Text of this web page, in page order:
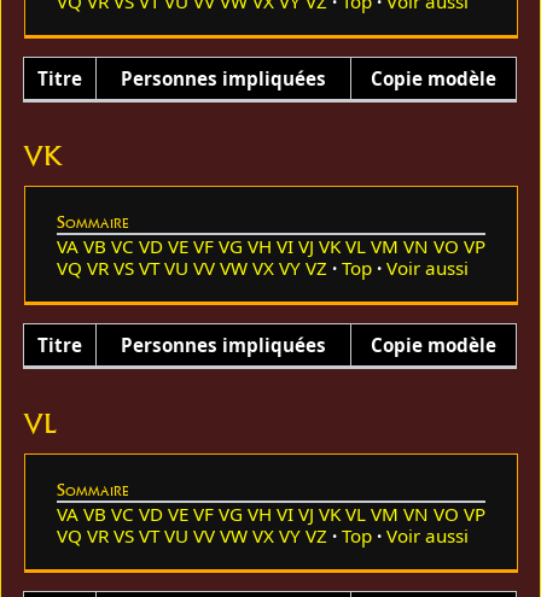
Titre Personnes impliquées Copie modèle
VK
Sommaire
VA VB VC VD VE VF VG VH VI VJ VK VL VM VN VO VP
VQ VR VS VT VU VV VW VX VY VZ Top Voir aussi
Titre Personnes impliquées Copie modèle
VL
Sommaire
VA VB VC VD VE VF VG VH VI VJ VK VL VM VN VO VP
VQ VR VS VT VU VV VW VX VY VZ Top Voir aussi